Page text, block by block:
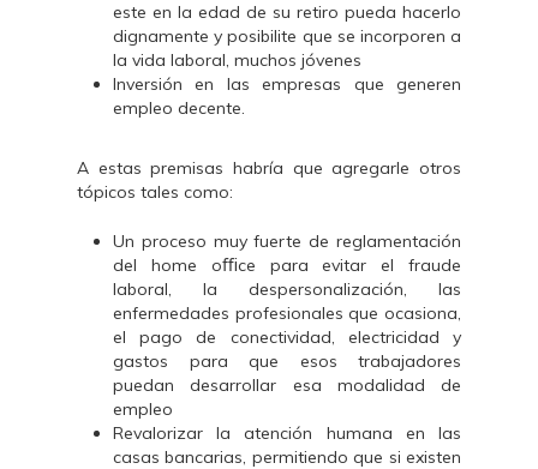
este en la edad de su retiro pueda hacerlo
dignamente y posibilite que se incorporen a
la vida laboral, muchos jóvenes
Inversión en las empresas que generen
empleo decente.
A estas premisas habría que agregarle otros
tópicos tales como:
Un proceso muy fuerte de reglamentación
del home oﬃce para evitar el fraude
laboral, la despersonalización, las
enfermedades profesionales que ocasiona,
el pago de conectividad, electricidad y
gastos para que esos trabajadores
puedan desarrollar esa modalidad de
empleo
Revalorizar la atención humana en las
casas bancarias, permitiendo que si existen